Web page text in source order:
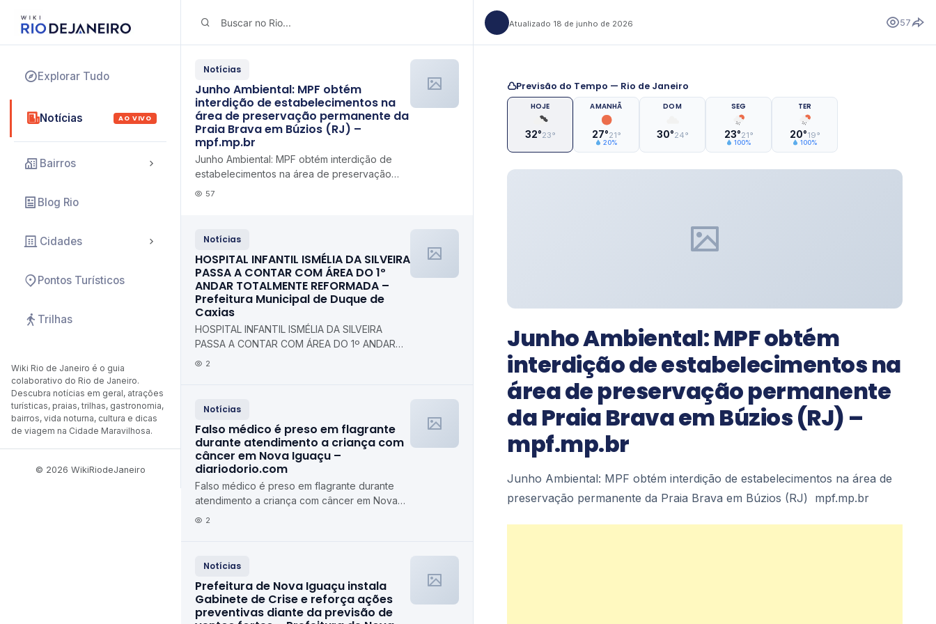
Explorar Tudo
Notícias AO VIVO
Bairros
Blog Rio
Cidades
Pontos Turísticos
Trilhas
Wiki Rio de Janeiro é o guia
colaborativo do Rio de Janeiro.
Descubra notícias em geral, atrações
turísticas, praias, trilhas, gastronomia,
bairros, vida noturna, cultura e dicas
de viagem na Cidade Maravilhosa.
© 2026 WikiRiodeJaneiro
Notícias
Junho Ambiental: MPF obtém
interdição de estabelecimentos na
área de preservação permanente da
Praia Brava em Búzios (RJ) –
mpf.mp.br
Junho Ambiental: MPF obtém interdição de
estabelecimentos na área de preservação
permanente da Praia Brava em Búzios
57
Notícias
HOSPITAL INFANTIL ISMÉLIA DA SILVEIRA
PASSA A CONTAR COM ÁREA DO 1º
ANDAR TOTALMENTE REFORMADA –
Prefeitura Municipal de Duque de
Caxias
HOSPITAL INFANTIL ISMÉLIA DA SILVEIRA
PASSA A CONTAR COM ÁREA DO 1º ANDAR
TOTALMENTE REFORMADA Prefeitura
2
Notícias
Falso médico é preso em flagrante
durante atendimento a criança com
câncer em Nova Iguaçu –
diariodorio.com
Falso médico é preso em flagrante durante
atendimento a criança com câncer em Nova
Iguaçu diariodorio.com
2
Notícias
Prefeitura de Nova Iguaçu instala
Gabinete de Crise e reforça ações
preventivas diante da previsão de
Atualizado 18 de junho de 2026 57
Previsão do Tempo — Rio de Janeiro
HOJE
32°23°
AMANHÃ
27°21°
20%
DOM
30°24°
SEG
23°21°
100%
TER
20°19°
100%
Junho Ambiental: MPF obtém
interdição de estabelecimentos na
área de preservação permanente
da Praia Brava em Búzios (RJ) –
mpf.mp.br
Junho Ambiental: MPF obtém interdição de estabelecimentos na área de
preservação permanente da Praia Brava em Búzios (RJ) mpf.mp.br